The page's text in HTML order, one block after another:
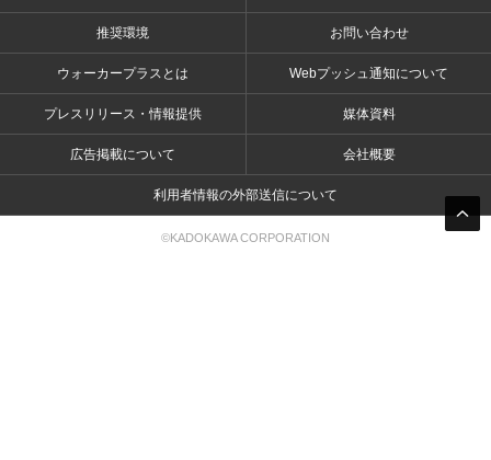
推奨環境 お問い合わせ
ウォーカープラスとは Webプッシュ通知について
プレスリリース・情報提供 媒体資料
広告掲載について 会社概要
利用者情報の外部送信について
©KADOKAWA CORPORATION